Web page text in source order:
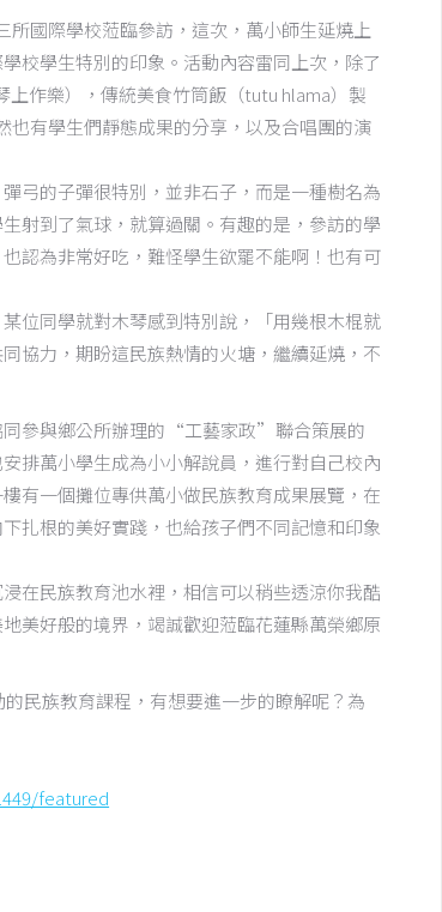
所國際學校蒞臨參訪，這次，萬小師生延燒上
校學生特別的印象。活動內容雷同上次，除了
上作樂），傳統美食竹筒飯（tutu hlama）製
也有學生們靜態成果的分享，以及合唱團的演
弓的子彈很特別，並非石子，而是一種樹名為
射到了氣球，就算過關。有趣的是，參訪的學
認為非常好吃，難怪學生欲罷不能啊！也有可
位同學就對木琴感到特別說，「用幾根木棍就
協力，期盼這民族熱情的火塘，繼續延燒，不
參與鄉公所辦理的 “工藝家政” 聯合策展的
排萬小學生成為小小解說員，進行對自己校內
有一個攤位專供萬小做民族教育成果展覽，在
扎根的美好實踐，也給孩子們不同記憶和印象
在民族教育池水裡，相信可以稍些透涼你我酷
美好般的境界，竭誠歡迎蒞臨花蓮縣萬榮鄉原
民族教育課程，有想要進一步的瞭解呢？為
featured